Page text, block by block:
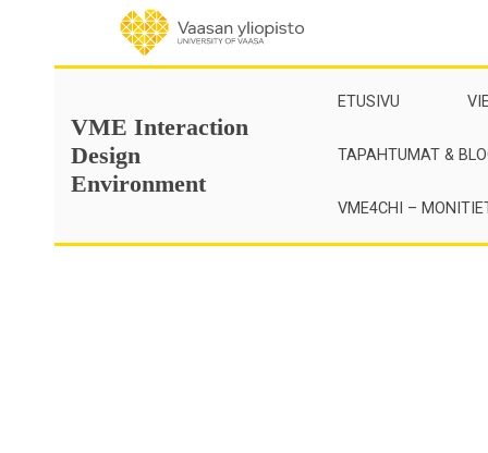
content
VME Interaction
Design
Environment
ETUSIVU
TAPAHTUMAT &
VME4CHI –